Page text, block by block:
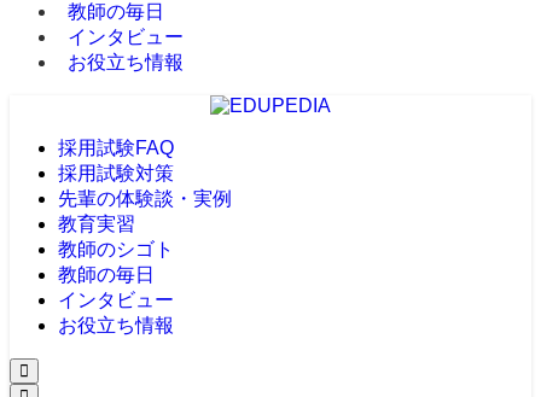
教師の毎日
インタビュー
お役立ち情報
採用試験FAQ
採用試験対策
先輩の体験談・実例
教育実習
教師のシゴト
教師の毎日
インタビュー
お役立ち情報